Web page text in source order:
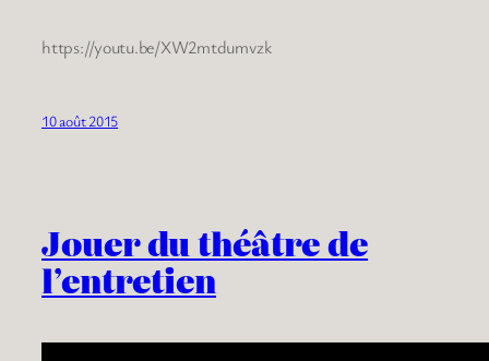
https://youtu.be/XW2mtdumvzk
10 août 2015
Jouer du théâtre de
l’entretien